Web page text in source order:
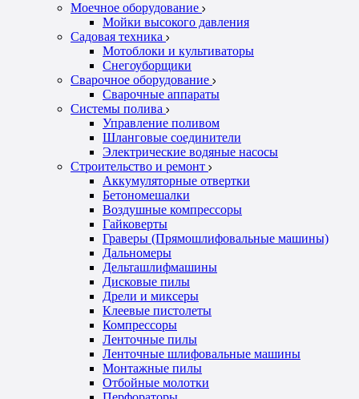
Моечное оборудование
Мойки высокого давления
Садовая техника
Мотоблоки и культиваторы
Снегоуборщики
Сварочное оборудование
Сварочные аппараты
Системы полива
Управление поливом
Шланговые соединители
Электрические водяные насосы
Строительство и ремонт
Аккумуляторные отвертки
Бетономешалки
Воздушные компрессоры
Гайковерты
Граверы (Прямошлифовальные машины)
Дальномеры
Дельташлифмашины
Дисковые пилы
Дрели и миксеры
Клеевые пистолеты
Компрессоры
Ленточные пилы
Ленточные шлифовальные машины
Монтажные пилы
Отбойные молотки